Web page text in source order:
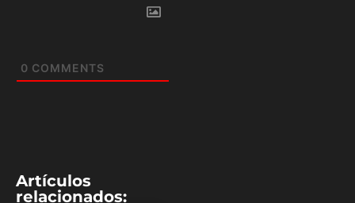
0 COMMENTS
Artículos
relacionados: